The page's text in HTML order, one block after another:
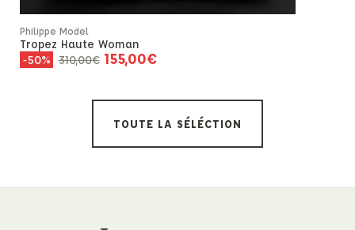
Philippe Model
Tropez Haute Woman
-50% 310,00€ 155,00€
TOUTE LA SÉLÉCTION